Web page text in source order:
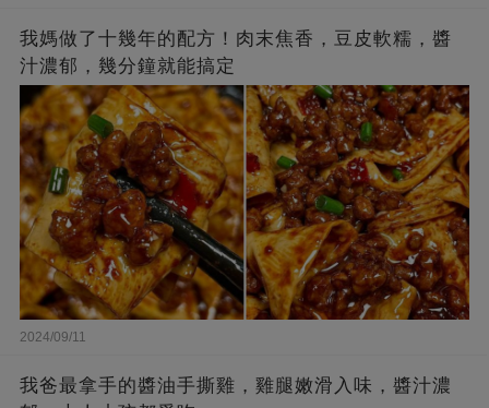
我媽做了十幾年的配方！肉末焦香，豆皮軟糯，醬
汁濃郁，幾分鐘就能搞定
2024/09/11
我爸最拿手的醬油手撕雞，雞腿嫩滑入味，醬汁濃